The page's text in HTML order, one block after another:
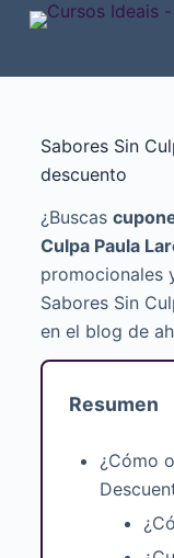
Pular
Sabores Sin
descuento
¿Buscas
Culpa Paula
promocionales
Sabores Sin
en el blog de
Resumen
¿Cómo